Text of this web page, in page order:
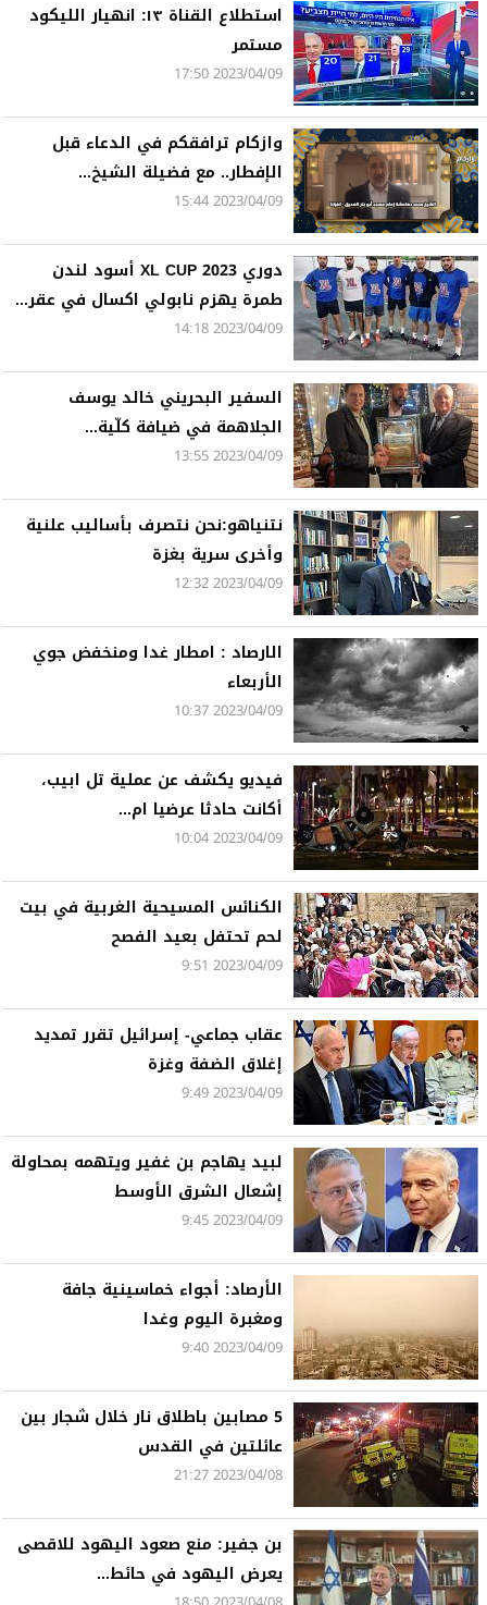
استطلاع القناة ١٣: انهيار الليكود
مستمر
2023/04/09 17:50
وازكام ترافقكم في الدعاء قبل
الإفطار.. مع فضيلة الشيخ...
2023/04/09 15:44
دوري XL CUP 2023 أسود لندن
طمرة يهزم نابولي اكسال في عقر...
2023/04/09 14:18
السفير البحريني خالد يوسف
الجلاهمة في ضيافة كلّية...
2023/04/09 13:55
نتنياهو:نحن نتصرف بأساليب علنية
وأخرى سرية بغزة
2023/04/09 12:32
الارصاد : امطار غدا ومنخفض جوي
الأربعاء
2023/04/09 10:37
فيديو يكشف عن عملية تل ابيب،
أكانت حادثا عرضيا ام...
2023/04/09 10:04
الكنائس المسيحية الغربية في بيت
لحم تحتفل بعيد الفصح
2023/04/09 9:51
عقاب جماعي- إسرائيل تقرر تمديد
إغلاق الضفة وغزة
2023/04/09 9:49
لبيد يهاجم بن غفير ويتهمه بمحاولة
إشعال الشرق الأوسط
2023/04/09 9:45
الأرصاد: أجواء خماسينية جافة
ومغبرة اليوم وغدا
2023/04/09 9:40
5 مصابين باطلاق نار خلال شجار بين
عائلتين في القدس
2023/04/08 21:27
بن جفير: منع صعود اليهود للاقصى
يعرض اليهود في حائط...